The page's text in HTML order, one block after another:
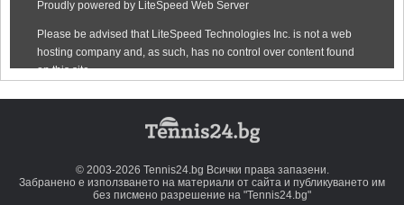
© 2003-2026 Tennis24.bg Всички права запазени.
Забранено е използването на материали от сайта и публикуването им
без писмено разрешение на "Tennis24.bg"